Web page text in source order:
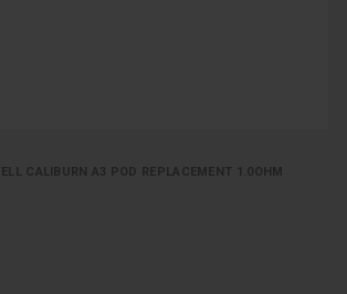
CALIBURN A3 POD REPLACEMENT 1.0OHM